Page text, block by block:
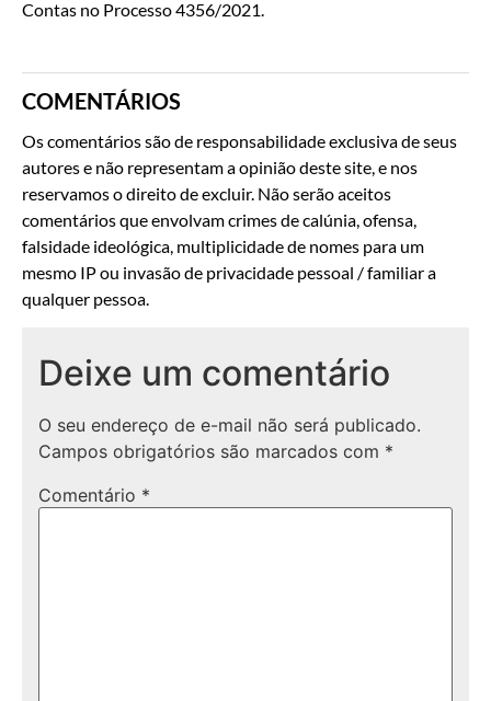
Contas no Processo 4356/2021.
COMENTÁRIOS
Os comentários são de responsabilidade exclusiva de seus
autores e não representam a opinião deste site, e nos
reservamos o direito de excluir. Não serão aceitos
comentários que envolvam crimes de calúnia, ofensa,
falsidade ideológica, multiplicidade de nomes para um
mesmo IP ou invasão de privacidade pessoal / familiar a
qualquer pessoa.
Deixe um comentário
O seu endereço de e-mail não será publicado.
Campos obrigatórios são marcados com *
Comentário *